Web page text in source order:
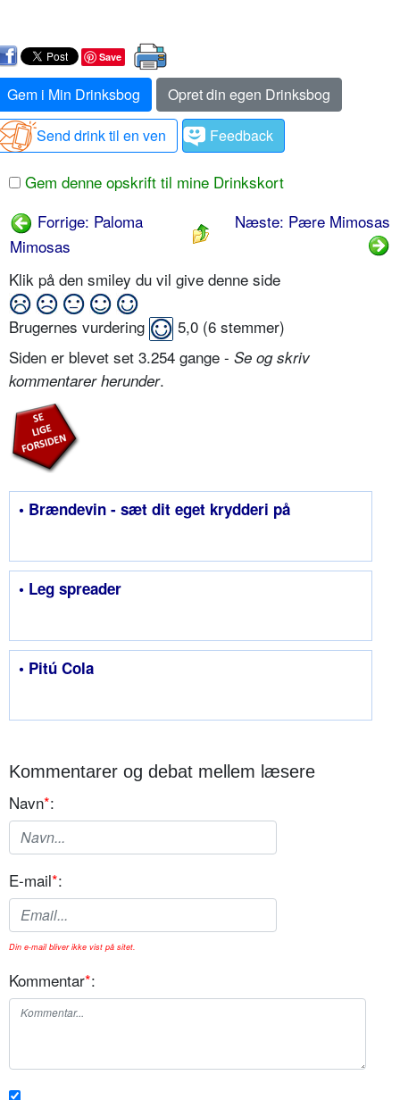
Save
Gem i Min Drinksbog
Opret din egen Drinksbog
Send drink til en ven
Feedback
Gem denne opskrift til mine Drinkskort
Forrige: Paloma
Mimosas
Næste: Pære Mimosas
Klik på den smiley du vil give denne side
Brugernes vurdering 5,0 (6 stemmer)
Siden er blevet set 3.254 gange - Se og skriv
kommentarer herunder.
• Brændevin - sæt dit eget krydderi på
• Leg spreader
• Pitú Cola
Kommentarer og debat mellem læsere
Navn*:
E-mail*:
Din e-mail bliver ikke vist på sitet.
Kommentar*: